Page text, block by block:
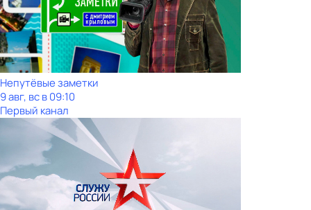
Непутёвые заметки
9 авг, вс в 09:10
Первый канал